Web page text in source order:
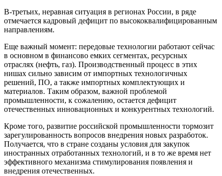
В-третьих, неравная ситуация в регионах России, в ряде
отмечается кадровый дефицит по высококвалифицированным
направлениям.
Еще важный момент: передовые технологии работают сейчас
в основном в финансово емких сегментах, ресурсных
отраслях (нефть, газ). Производственный процесс в этих
нишах сильно зависим от импортных технологичных
решений, ПО, а также импортных комплектующих и
материалов. Таким образом, важной проблемой
промышленности, к сожалению, остается дефицит
отечественных инновационных и конкурентных технологий.
Кроме того, развитие российской промышленности тормозит
зарегулированность вопросов внедрения новых разработок.
Получается, что в стране созданы условия для закупок
иностранных отработанных технологий, и в то же время нет
эффективного механизма стимулирования появления и
внедрения отечественных.